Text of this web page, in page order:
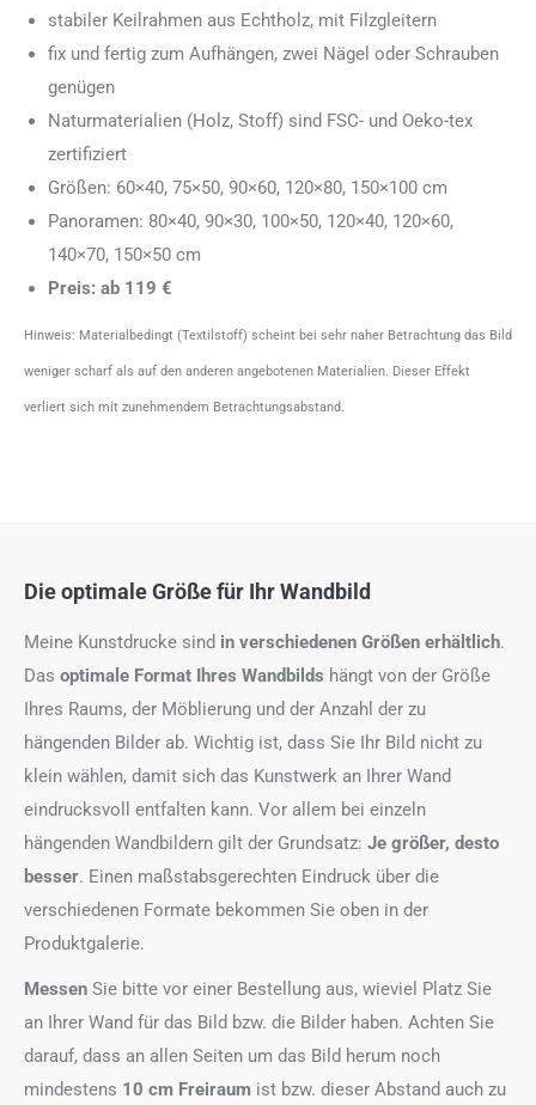
stabiler Keilrahmen aus Echtholz, mit Filzgleitern
fix und fertig zum Aufhängen, zwei Nägel oder Schrauben
genügen
Naturmaterialien (Holz, Stoff) sind FSC- und Oeko-tex
zertifiziert
Größen: 60×40, 75×50, 90×60, 120×80, 150×100 cm
Panoramen: 80×40, 90×30, 100×50, 120×40, 120×60,
140×70, 150×50 cm
Preis: ab 119 €
Hinweis: Materialbedingt (Textilstoff) scheint bei sehr naher Betrachtung das Bild
weniger scharf als auf den anderen angebotenen Materialien. Dieser Effekt
verliert sich mit zunehmendem Betrachtungsabstand.
Die optimale Größe für Ihr Wandbild
Meine Kunstdrucke sind in verschiedenen Größen erhältlich.
Das optimale Format Ihres Wandbilds hängt von der Größe
Ihres Raums, der Möblierung und der Anzahl der zu
hängenden Bilder ab. Wichtig ist, dass Sie Ihr Bild nicht zu
klein wählen, damit sich das Kunstwerk an Ihrer Wand
eindrucksvoll entfalten kann. Vor allem bei einzeln
hängenden Wandbildern gilt der Grundsatz: Je größer, desto
besser. Einen maßstabsgerechten Eindruck über die
verschiedenen Formate bekommen Sie oben in der
Produktgalerie.
Messen Sie bitte vor einer Bestellung aus, wieviel Platz Sie
an Ihrer Wand für das Bild bzw. die Bilder haben. Achten Sie
darauf, dass an allen Seiten um das Bild herum noch
mindestens 10 cm Freiraum ist bzw. dieser Abstand auch zu